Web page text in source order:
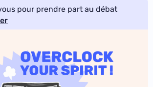
pour prendre part au débat